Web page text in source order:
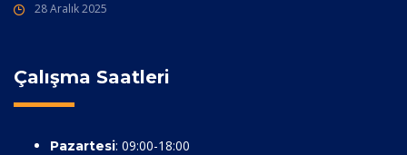
28 Aralık 2025
Çalışma Saatleri
Pazartesi: 09:00-18:00